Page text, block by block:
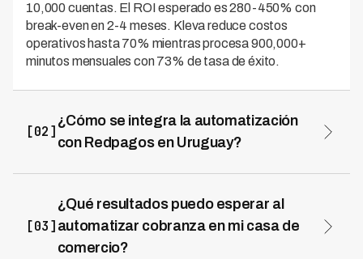
10,000 cuentas. El ROI esperado es 280-450% con
break-even en 2-4 meses. Kleva reduce costos
operativos hasta 70% mientras procesa 900,000+
minutos mensuales con 73% de tasa de éxito.
[02]
¿Cómo se integra la automatización
con Redpagos en Uruguay?
SMS/WhatsApp, recibe notificación automática cuando
se realiza el pago en cualquiera de los 400+ puntos, y
actualiza el estado de cuenta inmediatamente sin
intervención manual.
[03]
¿Qué resultados puedo esperar al
automatizar cobranza en mi casa de
comercio?